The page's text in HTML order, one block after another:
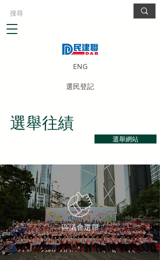
ENG
選民登記
選舉往績
選舉網站
區議會選舉